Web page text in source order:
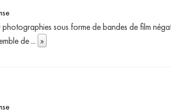
sous forme de bandes de film
de... »